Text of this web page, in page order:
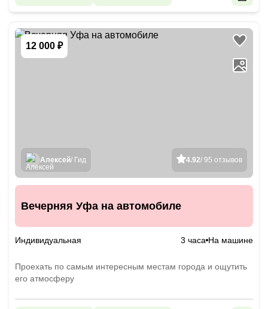
12 000 ₽
4.92/ 95 отзывов
Алексей/ Гид
Вечерняя Уфа на автомобиле
Индивидуальная 3 часа На машине
Проехать по самым интересным местам города и ощутить
его атмосферу